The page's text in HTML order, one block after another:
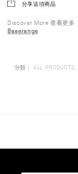
分享這項商品
Discover More 查看更多
Baserange
分類： ALL PRODUCTS